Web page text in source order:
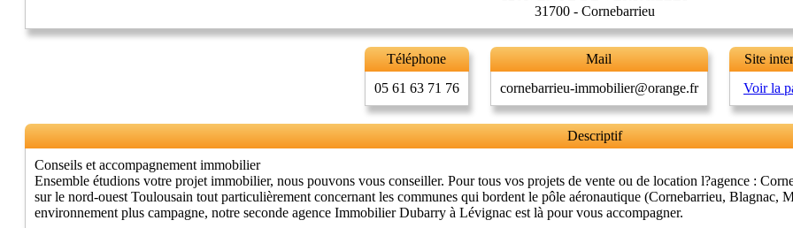
31700 - Cornebarrieu
Téléphone
05 61 63 71 76
Mail
cornebarrieu-immobilier@orange.fr
Site
Voir la
Descriptif
Conseils et accompagnement immobilier
Ensemble étudions votre projet immobilier, nous pouvons vous conseiller. Pour tous vos projets de vente ou de location l?agence :
sur le nord-ouest Toulousain tout particulièrement concernant les communes qui bordent le pôle aéronautique (Cornebarrieu, Blagnac,
environnement plus campagne, notre seconde agence Immobilier Dubarry à Lévignac est là pour vous accompagner.